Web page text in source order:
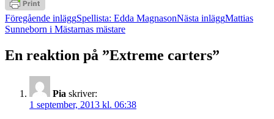
Inläggsnavigering
Föregående inläggSpellista: Edda MagnasonNästa inläggMattias
Sunneborn i Mästarnas mästare
En reaktion på ”Extreme carters”
Pia skriver:
1 september, 2013 kl. 06:38